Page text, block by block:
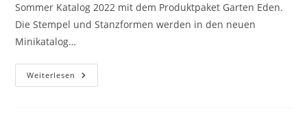
Sommer Katalog 2022 mit dem Produktpaket Garten Eden.
Die Stempel und Stanzformen werden in den neuen
Minikatalog…
Weiterlesen